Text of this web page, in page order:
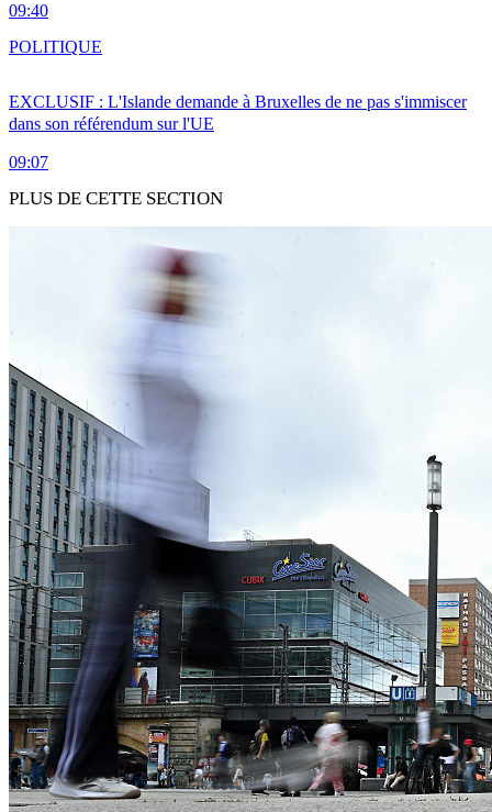
09:40
EXCLUSIF : L'Islande demande à Bruxelles de ne pas s'immiscer
dans son référendum sur l'UE
09:07
POLITIQUE
PLUS DE CETTE SECTION